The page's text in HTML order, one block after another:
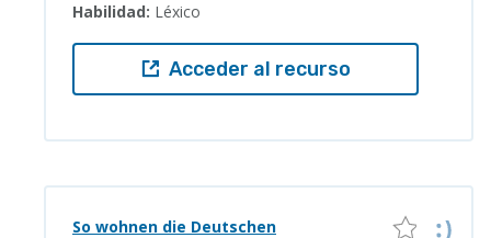
Habilidad: Léxico
Acceder al recurso
So wohnen die Deutschen